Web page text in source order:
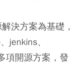
決方案為基礎，
jenkins、
項開源方案，發